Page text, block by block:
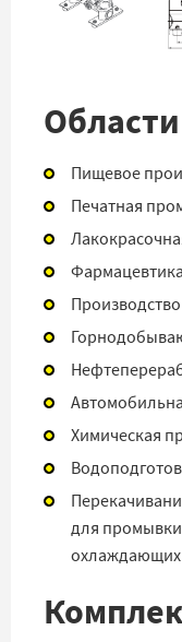
Пищевое
Печатная
Химическая
для
охлаждающих